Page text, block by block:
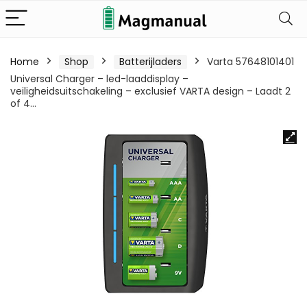
Home Shop Batterijladers
Varta 57648101401
Universal Charger – led-laaddisplay –
veiligheidsuitschakeling – exclusief VARTA design – Laadt 2
of 4…